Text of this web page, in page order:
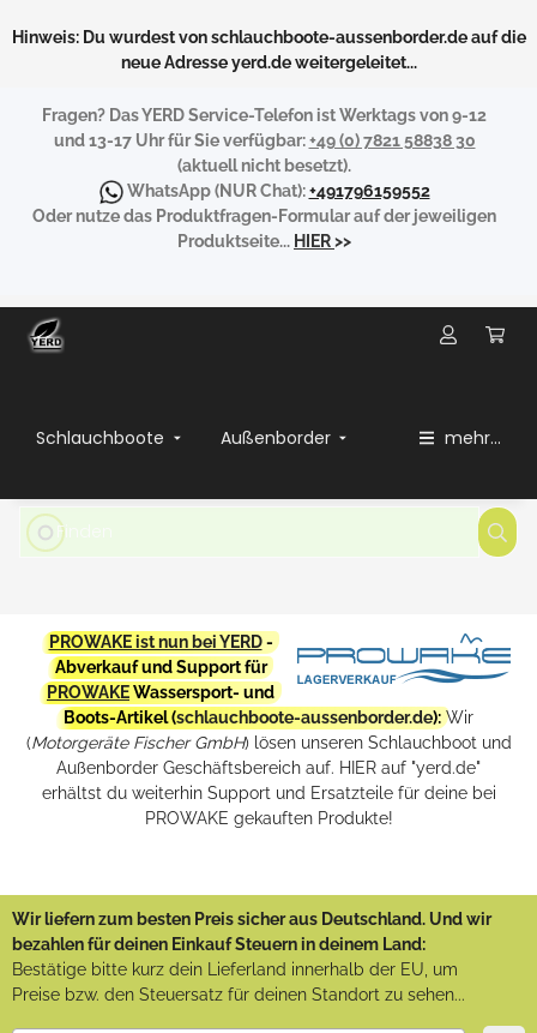
Hinweis: Du wurdest von schlauchboote-aussenborder.de auf die
neue Adresse yerd.de weitergeleitet...
Fragen? Das YERD Service-Telefon ist Werktags von 9-12
und 13-17 Uhr für Sie verfügbar:+49 (0) 7821 58838 30
(aktuell nicht besetzt).
WhatsApp(NUR Chat):+491796159552
Oder nutze das Produktfragen-Formular auf der jeweiligen
Produktseite... HIER>>
Schlauchboote Außenborder mehr...
PROWAKE ist nun bei YERD-
Abverkauf und Support für
PROWAKEWassersport- und
Boots-Artikel (schlauchboote-aussenborder.de): Wir
(Motorgeräte Fischer GmbH) lösen unseren Schlauchboot und
Außenborder Geschäftsbereich auf. HIER auf "yerd.de"
erhältst du weiterhin Support und Ersatzteile für deine bei
PROWAKE gekauften Produkte!
Wir liefern zum besten Preis sicher aus Deutschland. Und wir
bezahlen für deinen Einkauf Steuern in deinem Land:
Bestätige bitte kurz dein Lieferland innerhalb der EU, um
Preise bzw. den Steuersatz für deinen Standort zu sehen...